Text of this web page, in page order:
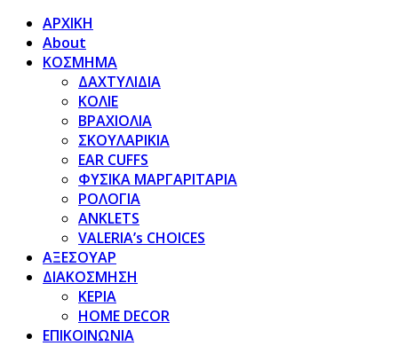
ΑΡΧΙΚΗ
About
ΚΟΣΜΗΜΑ
ΔΑΧΤΥΛΙΔΙΑ
ΚΟΛΙΕ
ΒΡΑΧΙΟΛΙΑ
ΣΚΟΥΛΑΡΙΚΙΑ
EAR CUFFS
ΦΥΣΙΚΑ ΜΑΡΓΑΡΙΤΑΡΙΑ
ΡΟΛΟΓΙΑ
ANKLETS
VALERIA’s CHOICES
ΑΞΕΣΟΥΑΡ
ΔΙΑΚΟΣΜΗΣΗ
ΚΕΡΙΑ
HOME DECOR
ΕΠΙΚΟΙΝΩΝΙΑ